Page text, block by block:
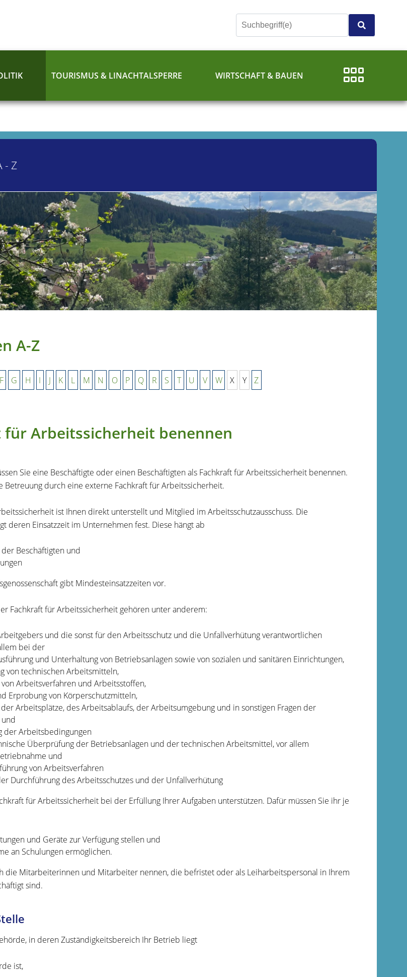
TOURISMUS & LINACHTALSPERRE WIRTSCHAFT & BAUEN
- Z
A-Z
F G H I J K L M N O P Q R S T U V W X Y Z
für Arbeitssicherheit benennen
Sie eine Beschäftigte oder einen Beschäftigten als Fachkraft für Arbeitssicherheit benennen.
Betreuung durch eine externe Fachkraft für Arbeitssicherheit.
ist Ihnen direkt unterstellt und Mitglied im Arbeitsschutzausschuss. Die
deren Einsatzzeit im Unternehmen fest. Diese hängt ab
Beschäftigten und
gibt Mindesteinsatzzeitenvor.
Fachkraft für Arbeitssicherheit gehören unter anderem:
und die sonst für den Arbeitsschutz und die Unfallverhütung verantwortlichen
bei der
und Unterhaltung von Betriebsanlagen sowie von sozialen und sanitären Einrichtungen,
von technischen Arbeitsmitteln,
Arbeitsverfahren und Arbeitsstoffen,
Erprobung von Körperschutzmitteln,
Arbeitsplätze, des Arbeitsablaufs, der Arbeitsumgebung und in sonstigen Fragen der
der Arbeitsbedingungen
Überprüfung der Betriebsanlagen und der technischen Arbeitsmittel, vor allem
und
von Arbeitsverfahren
Durchführung des Arbeitsschutzes und der Unfallverhütung
für Arbeitssicherheit bei der Erfüllung Ihrer Aufgaben unterstützen. Dafür müssen Sie ihr je
und Geräte zur Verfügung stellen und
an Schulungen ermöglichen.
die Mitarbeiterinnen und Mitarbeiter nennen, die befristet oder als Leiharbeitspersonal in Ihrem
sind.
in deren Zuständigkeitsbereich Ihr Betrieb liegt
ist,